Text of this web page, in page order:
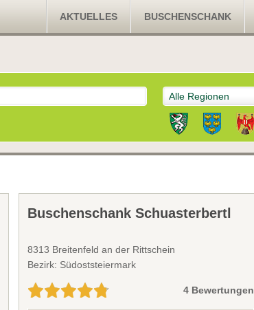
AKTUELLES BUSCHENSCHANK
Alle Regionen
Buschenschank Schuasterbertl
8313 Breitenfeld an der Rittschein
Bezirk: Südoststeiermark
4 Bewertungen